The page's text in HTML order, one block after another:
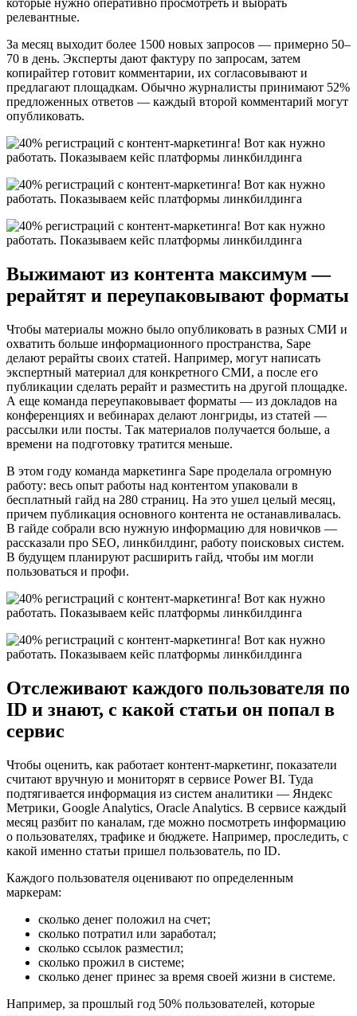
которые нужно оперативно просмотреть и выбрать
релевантные.
За месяц выходит более 1500 новых запросов — примерно 50–
70 в день. Эксперты дают фактуру по запросам, затем
копирайтер готовит комментарии, их согласовывают и
предлагают площадкам. Обычно журналисты принимают 52%
предложенных ответов — каждый второй комментарий могут
опубликовать.
Выжимают из контента максимум —
рерайтят и переупаковывают форматы
Чтобы материалы можно было опубликовать в разных СМИ и
охватить больше информационного пространства, Sape
делают рерайты своих статей. Например, могут написать
экспертный материал для конкретного СМИ, а после его
публикации сделать рерайт и разместить на другой площадке.
А еще команда переупаковывает форматы — из докладов на
конференциях и вебинарах делают лонгриды, из статей —
рассылки или посты. Так материалов получается больше, а
времени на подготовку тратится меньше.
В этом году команда маркетинга Sape проделала огромную
работу: весь опыт работы над контентом упаковали в
бесплатный гайд на 280 страниц. На это ушел целый месяц,
причем публикация основного контента не останавливалась.
В гайде собрали всю нужную информацию для новичков —
рассказали про SEO, линкбилдинг, работу поисковых систем.
В будущем планируют расширить гайд, чтобы им могли
пользоваться и профи.
Отслеживают каждого пользователя по
ID и знают, с какой статьи он попал в
сервис
Чтобы оценить, как работает контент-маркетинг, показатели
считают вручную и мониторят в сервисе Power BI. Туда
подтягивается информация из систем аналитики — Яндекс
Метрики, Google Analytics, Oracle Analytics. В сервисе каждый
месяц разбит по каналам, где можно посмотреть информацию
о пользователях, трафике и бюджете. Например, проследить, с
какой именно статьи пришел пользователь, по ID.
Каждого пользователя оценивают по определенным
маркерам:
сколько денег положил на счет;
сколько потратил или заработал;
сколько ссылок разместил;
сколько прожил в системе;
сколько денег принес за время своей жизни в системе.
Например, за прошлый год 50% пользователей, которые